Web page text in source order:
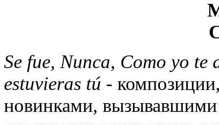
Se fue, Nunca, Como yo
estuvieras tú -
новинками,